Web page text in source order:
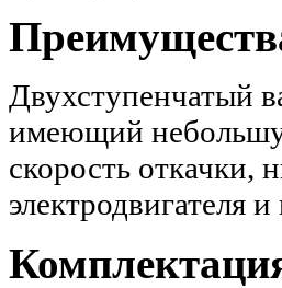
Двухступенчатый
имеющий
скорость откачки,
электродвигателя